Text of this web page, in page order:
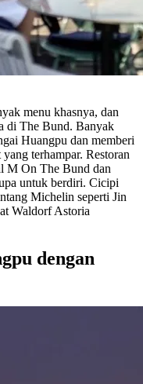
menu khasnya, dan
di The Bund. Banyak
Huangpu dan memberi
terhampar. Restoran
M On The Bund dan
untuk berdiri. Cicipi
Michelin seperti Jin
Waldorf Astoria
dengan